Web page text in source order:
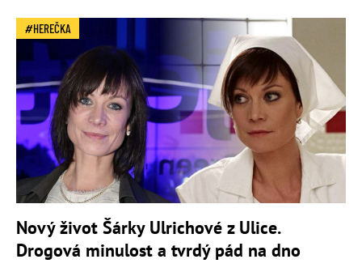
HEREČKA
Nový život Šárky Ulrichové z Ulice.
Drogová minulost a tvrdý pád na dno